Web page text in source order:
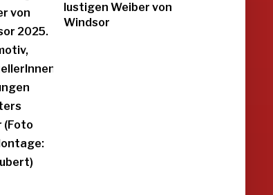
lustigen Weiber von
Windsor